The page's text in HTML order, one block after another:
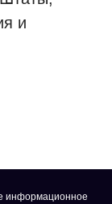
и
информационное